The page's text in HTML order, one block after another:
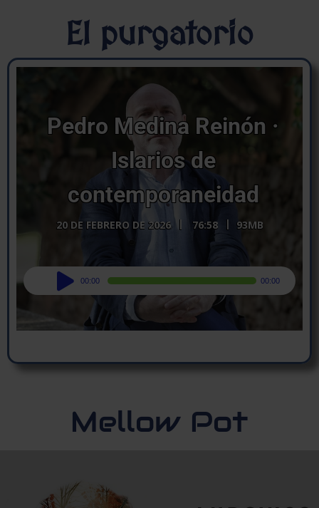
El purgatorio
Pedro Medina Reinón ·
Islarios de
contemporaneidad
20 DE FEBRERO DE 2026 76:58 93MB
Audio
Player
00:00 00:00
Mellow Pot